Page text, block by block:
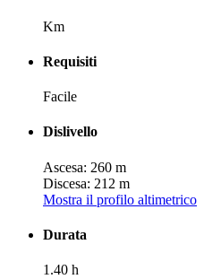
Km
Requisiti
Facile
Dislivello
Ascesa: 260 m
Discesa: 212 m
Mostra il profilo altimetrico
Durata
1.40 h